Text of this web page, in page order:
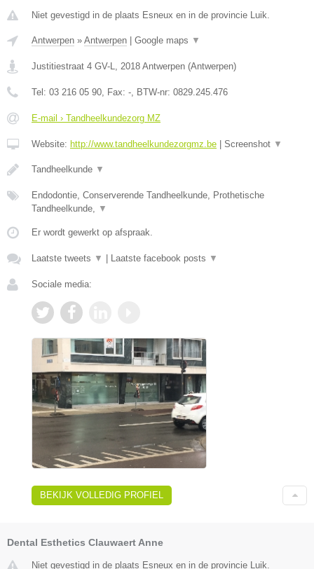
Niet gevestigd in de plaats Esneux en in de provincie Luik.
Antwerpen » Antwerpen Google maps ▼
Justitiestraat 4 GV-L 2018 Antwerpen (Antwerpen)
Tel: 03 216 05 90 , Fax: - , BTW-nr: 0829.245.476
E-mail › Tandheelkundezorg MZ
Website: http://www.tandheelkundezorgmz.be Screenshot ▼
Tandheelkunde ▼
Endodontie, Conserverende Tandheelkunde, Prothetische
Tandheelkunde,
▼
Er wordt gewerkt op afspraak.
Laatste tweets ▼ Laatste facebook posts ▼
Sociale media:
BEKIJK VOLLEDIG PROFIEL
Dental Esthetics Clauwaert Anne
Niet gevestigd in de plaats Esneux en in de provincie Luik.